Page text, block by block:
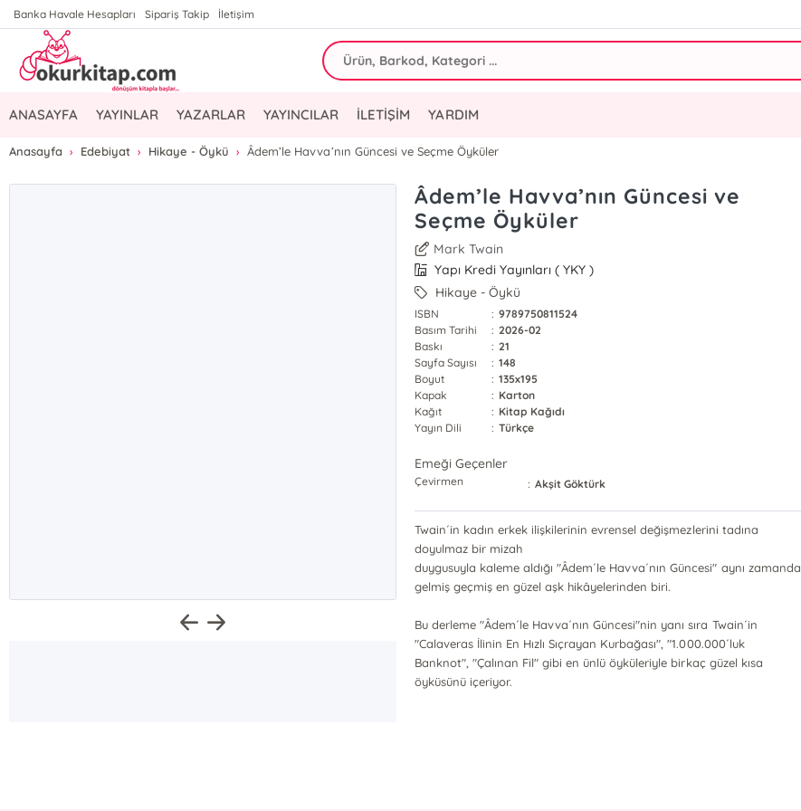
Banka Havale Hesapları Sipariş Takip İletişim
ANASAYFA YAYINLAR YAZARLAR YAYINCILAR İLETİŞİM YARDIM
Anasayfa Edebiyat Hikaye - Öykü Âdem’le Havva’nın Güncesi ve Seçme Öyküler
Âdem’le Havva’nın Güncesi ve
Seçme Öyküler
Mark Twain
Yapı Kredi Yayınları ( YKY )
Hikaye - Öykü
ISBN : 9789750811524
Basım Tarihi
: 2026-02
Baskı
: 21
Sayfa Sayısı
: 148
Boyut
: 135x195
Kapak
: Karton
Kağıt
: Kitap Kağıdı
Yayın Dili
: Türkçe
Emeği Geçenler
Çevirmen : Akşit Göktürk
Twain´in kadın erkek ilişkilerinin evrensel değişmezlerini tadına
doyulmaz bir mizah
duygusuyla kaleme aldığı "Âdem´le Havva´nın Güncesi" aynı zamanda
gelmiş geçmiş en güzel aşk hikâyelerinden biri.
Bu derleme "Âdem´le Havva´nın Güncesi"nin yanı sıra Twain´in
"Calaveras İlinin En Hızlı Sıçrayan Kurbağası", "1.000.000´luk
Banknot", "Çalınan Fil" gibi en ünlü öyküleriyle birkaç güzel kısa
öyküsünü içeriyor.